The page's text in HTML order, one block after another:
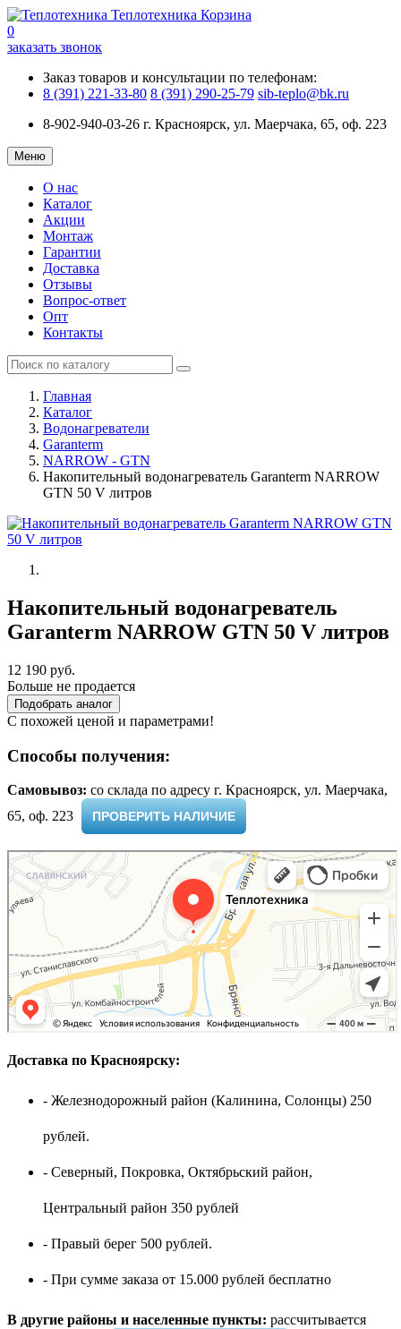
Теплотехника Корзина
0
заказать звонок
Заказ товаров и консультации по телефонам:
8 (391) 221-33-80 8 (391) 290-25-79 sib-teplo@bk.ru
8-902-940-03-26 г. Красноярск, ул. Маерчака, 65, оф. 223
Меню
О нас
Каталог
Акции
Монтаж
Гарантии
Доставка
Отзывы
Вопрос-ответ
Опт
Контакты
Главная
Каталог
Водонагреватели
Garanterm
NARROW - GTN
Накопительный водонагреватель Garanterm NARROW
GTN 50 V литров
Накопительный водонагреватель
Garanterm NARROW GTN 50 V литров
12 190 руб.
Больше не продается
Подобрать аналог
С похожей ценой и параметрами!
Способы получения:
Самовывоз: cо склада по адресу г. Красноярск, ул. Маерчака,
65, оф. 223 ​
ПРОВЕРИТЬ НАЛИЧИЕ
Доставка по Красноярску:
- Железнодорожный район (Калинина, Солонцы) 250
рублей.
- Северный, Покровка, Октябрьский район,
Центральный район 350 рублей
- Правый берег 500 рублей.
- При сумме заказа от 15.000 рублей бесплатно
В другие районы и населенные пункты: рассчитывается